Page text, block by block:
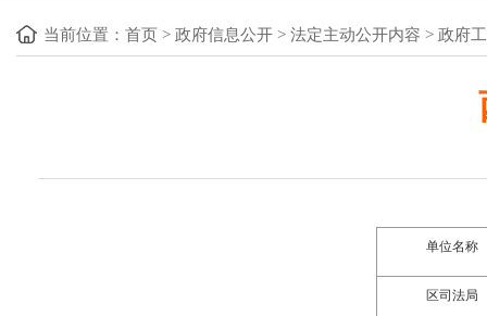
当前位置： 首页 > 政府信息公开 > 法定主动公开内容 > 政府
单位名称
区司法局